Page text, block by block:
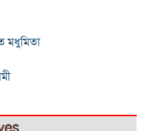
মধুমিতা